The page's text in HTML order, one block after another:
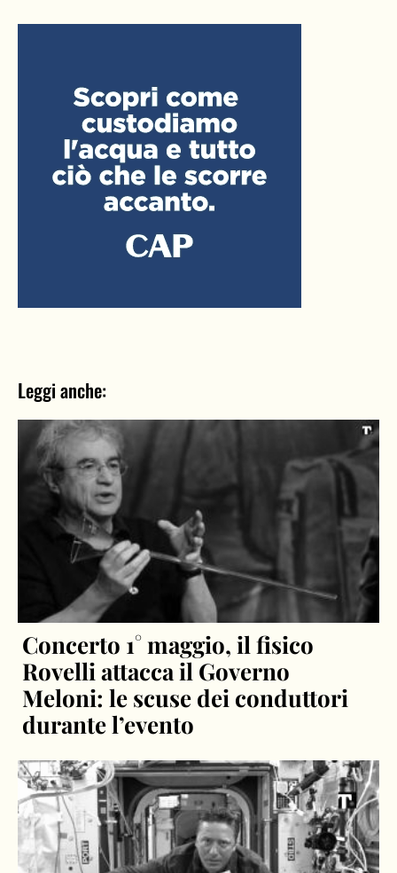
Leggi anche:
Concerto 1° maggio, il fisico
Rovelli attacca il Governo
Meloni: le scuse dei conduttori
durante l’evento